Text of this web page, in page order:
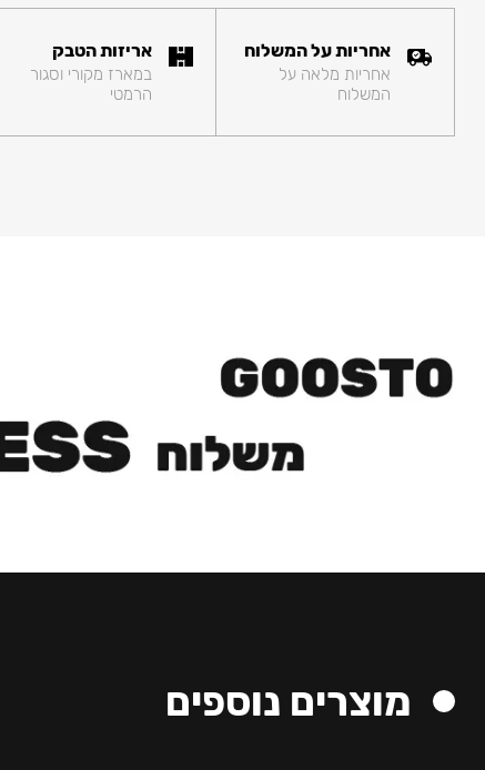
אחריות על המשלוח
אחריות מלאה על
המשלוח
אריזות הטבק
במארז מקורי וסגור
הרמטי
מוצרים נוספים